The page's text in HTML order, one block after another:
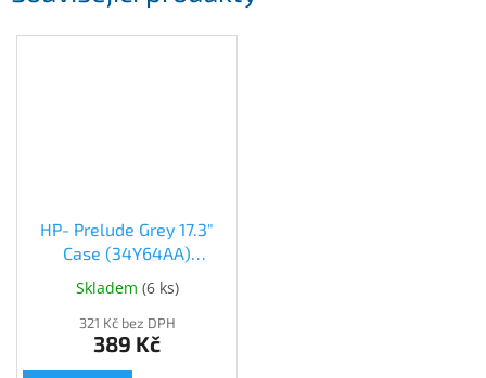
HP- Prelude Grey 17.3"
Case (34Y64AA)
(34Y64AA)
Skladem (6 ks)
321 Kč bez DPH
389 Kč